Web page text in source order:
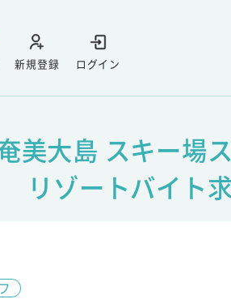
ログイン
新規登録
美大島 スキー場
リゾートバイト